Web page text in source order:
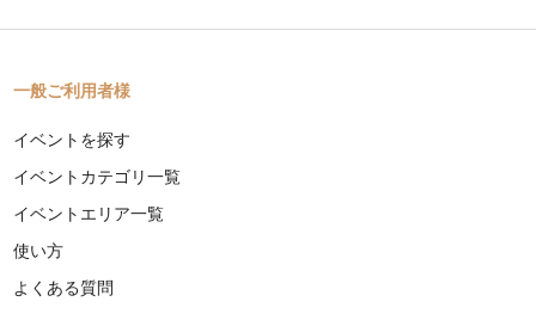
一般ご利用者様
イベントを探す
イベントカテゴリ一覧
イベントエリア一覧
使い方
よくある質問